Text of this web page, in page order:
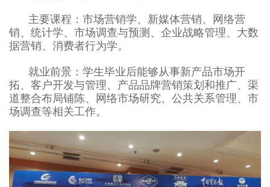
主要课程：市场营销学、新媒体营销、网络营
销、统计学、市场调查与预测、企业战略管理、大数
据营销、消费者行为学。
就业前景：学生毕业后能够从事新产品市场开
拓、客户开发与管理、产品品牌营销策划和推广、渠
道整合布局铺陈、网络市场研究、公共关系管理、市
场调查等相关工作。